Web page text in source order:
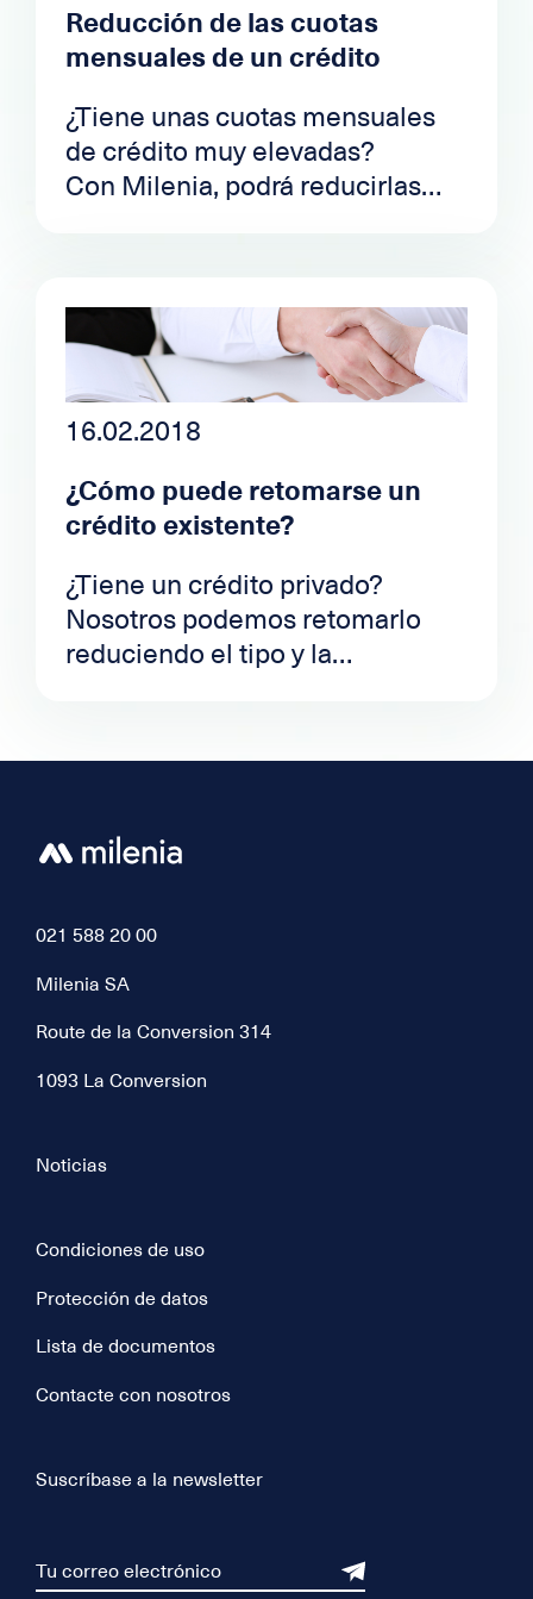
totalidad del mercado de
préstamos personales de Suiza.
Reducción de las cuotas
mensuales de un crédito
¿Tiene unas cuotas mensuales
de crédito muy elevadas?
Con Milenia, podrá reducirlas
Si su crédito es de CHF 20.000 y
hasta ayer le costaba CHF 385 al
mes, a partir de ahora, con
nuestras ofertas, solo le costará
(Ejemplo de cálculo sobre un
principal de CHF 20.000 a 60
16.02.2018
¿Cómo puede retomarse un
crédito existente?
¿Tiene un crédito privado?
Nosotros podemos retomarlo
reduciendo el tipo y la
021 588 20 00
Milenia SA
Route de la Conversion 314
1093 La Conversion
Noticias
Condiciones de uso
Protección de datos
Lista de documentos
Contacte con nosotros
Suscríbase a la newsletter